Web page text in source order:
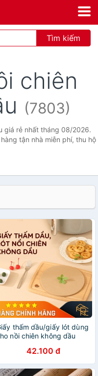
Tìm kiếm
chiên
(7803)
giá rẻ nhất tháng 08/2026.
tận nhà miễn phí, thu hộ
thấm dầu/giấy lót dùng
nồi chiên không dầu
42.100 đ